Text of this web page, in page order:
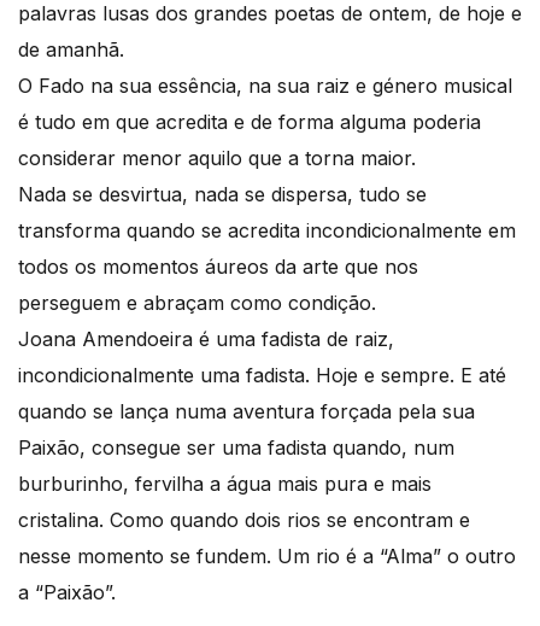
palavras lusas dos grandes poetas de ontem, de hoje e
de amanhã.
O Fado na sua essência, na sua raiz e género musical
é tudo em que acredita e de forma alguma poderia
considerar menor aquilo que a torna maior.
Nada se desvirtua, nada se dispersa, tudo se
transforma quando se acredita incondicionalmente em
todos os momentos áureos da arte que nos
perseguem e abraçam como condição.
Joana Amendoeira é uma fadista de raiz,
incondicionalmente uma fadista. Hoje e sempre. E até
quando se lança numa aventura forçada pela sua
Paixão, consegue ser uma fadista quando, num
burburinho, fervilha a água mais pura e mais
cristalina. Como quando dois rios se encontram e
nesse momento se fundem. Um rio é a “Alma” o outro
a “Paixão”.